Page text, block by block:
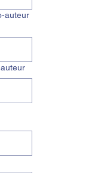
auteur